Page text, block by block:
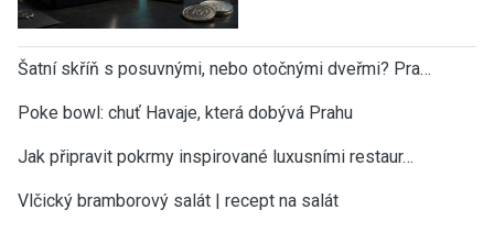
Šatní skříň s posuvnými, nebo otočnými dveřmi? Pra…
Poke bowl: chuť Havaje, která dobývá Prahu
Jak připravit pokrmy inspirované luxusními restaur…
Vlčický bramborový salát | recept na salát